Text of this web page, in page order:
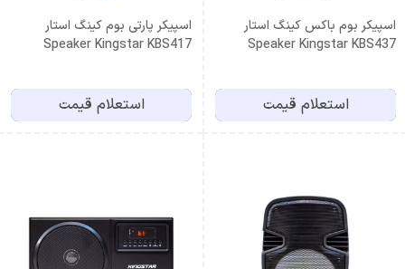
اسپیکر بوم باکس کینگ استار
Speaker Kingstar KBS437
استعلام قیمت
اسپیکر پارتی بوم کینگ استار
Speaker Kingstar KBS417
استعلام قیمت